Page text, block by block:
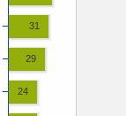
24
29
31